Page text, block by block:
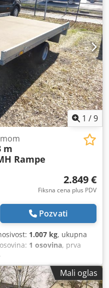
nije pripremljeno!
uz doplatu. Zadržavamo
Vaše vozilo rado
/ lizing moguće i bez
vas savetovati!
1 /9
m
Rampe
2.849 €
Fiksna cena plus PDV
Pozvati
1.007 kg, ukupna
1 osovina, prva
prostora:
mm, visina tovarnog
1.960 mm, ukupnaMali oglas